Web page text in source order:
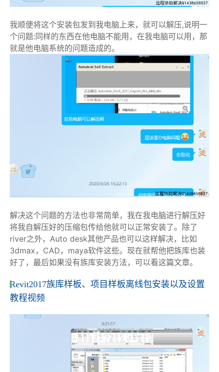
我顺便将这个安装包发到我电脑上来，就可以解压,说明一
个问题:同样的东西在他电脑不能用，在我电脑可以用，那
就是他电脑系统的问题造成的。
解决这个问题的方法也非常简单，我在我电脑进行解压好
将我自解压好的压缩包传给他就可以正常安装了。除了
river之外，Auto desk其他产品也可以这样解决，比如
3dmax，CAD，maya软件这些。现在就帮他把族库也装
好了，最后如果没有族库安装方法，可以看这篇文章。
Revit2017族库样板、项目样板离线包安装以及设置
教程视频